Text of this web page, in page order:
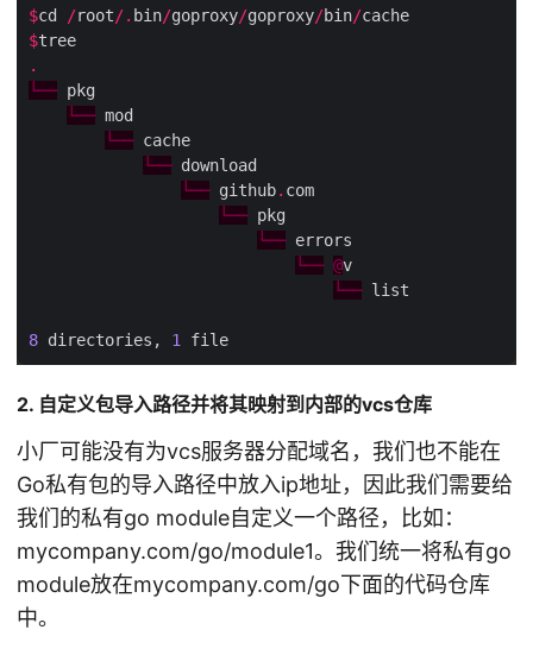
$cd /root/. bin/goproxy/goproxy/bin/
$
.
└──
└──
└──
└──
└── github.
└──
└──
└── @
└──
8 directories, 1
2. 自定义包导入路径并将其映射到内部的vcs仓库
小厂可能没有为vcs服务器分配域名，我们也不能在
Go私有包的导入路径中放入ip地址，因此我们需要给
我们的私有go module自定义一个路径，比如：
mycompany.com/go/module1。我们统一将私有go
module放在mycompany.com/go下面的代码仓库
中。